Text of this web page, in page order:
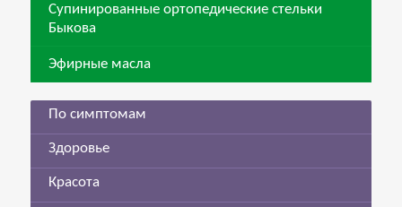
Супинированные ортопедические стельки
Быкова
Эфирные масла
По симптомам
Здоровье
Красота